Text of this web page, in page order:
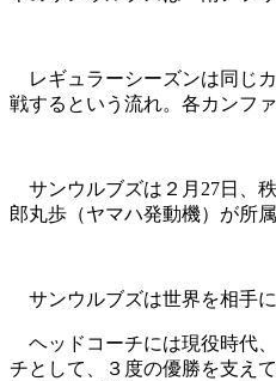
レギュラーシーズンは同じ
戦するという流れ。各カンフ
サンウルブズは２月27日、
郎丸歩（ヤマハ発動機）が所
サンウルブズは世界を相手に
ヘッドコーチには現役時代
チとして、３度の優勝を支え